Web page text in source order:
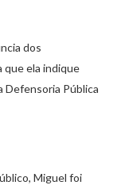
dos
que ela indique
Defensoria Pública
Miguel foi